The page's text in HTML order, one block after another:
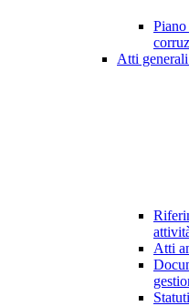
Atti generali
Atti